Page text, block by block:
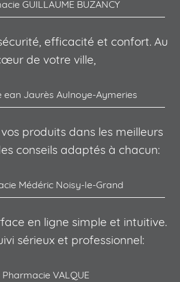
GUILLAUME BUZANCY
efficacité et confort. Au
de votre ville,
ean Jaurès Aulnoye-Aymeries
produits dans les meilleurs
conseils adaptés à chacun:
Médéric Noisy-le-Grand
en ligne simple et intuitive.
sérieux et professionnel:
Pharmacie VALQUE